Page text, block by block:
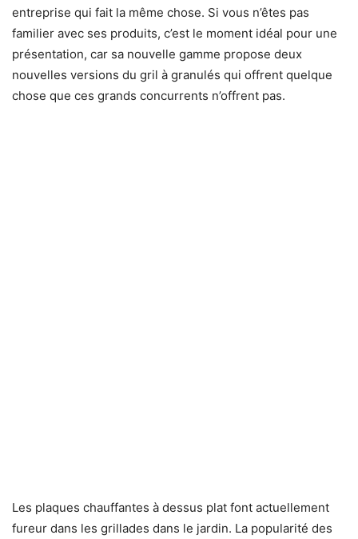
entreprise qui fait la même chose. Si vous n’êtes pas
familier avec ses produits, c’est le moment idéal pour une
présentation, car sa nouvelle gamme propose deux
nouvelles versions du gril à granulés qui offrent quelque
chose que ces grands concurrents n’offrent pas.
Les plaques chauffantes à dessus plat font actuellement
fureur dans les grillades dans le jardin. La popularité des